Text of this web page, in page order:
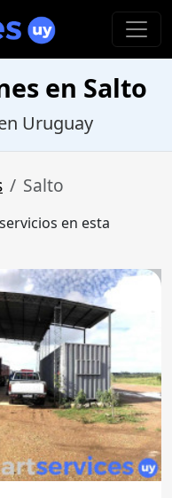
en Salto
Uruguay
Salto
servicios en esta